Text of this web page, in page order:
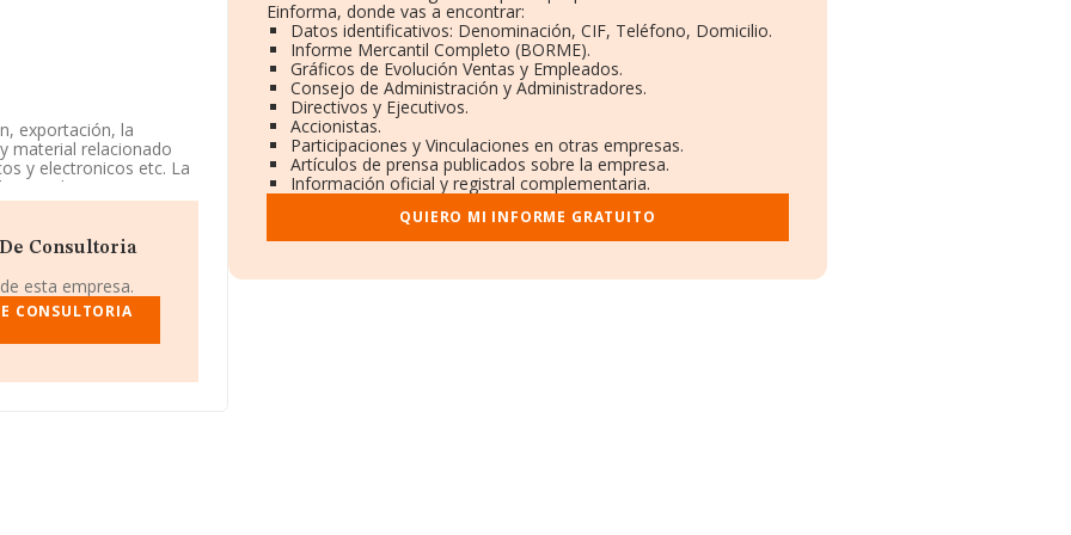
exportación, la
material relacionado
y electronicos etc. La
Su CNAE
nuevos en
en cuenta la
de empleados inferior
a los niveles de
el ranking del sector,
Consultoria
esta empresa.
CONSULTORIA
Einforma, donde vas a encontrar:
Datos identificativos: Denominación, CIF, Teléfono, Domicilio.
Informe Mercantil Completo (BORME).
Gráficos de Evolución Ventas y Empleados.
Consejo de Administración y Administradores.
Directivos y Ejecutivos.
Accionistas.
Participaciones y Vinculaciones en otras empresas.
Artículos de prensa publicados sobre la empresa.
Información oficial y registral complementaria.
QUIERO MI INFORME GRATUITO